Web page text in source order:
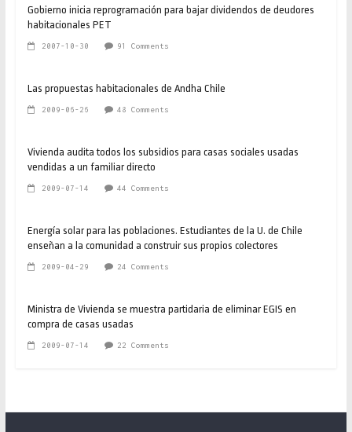
Gobierno inicia reprogramación para bajar dividendos de deudores
habitacionales PET
2007-10-30 91 Comments
Las propuestas habitacionales de Andha Chile
2009-06-26 48 Comments
Vivienda audita todos los subsidios para casas sociales usadas
vendidas a un familiar directo
2009-07-14 44 Comments
Energía solar para las poblaciones. Estudiantes de la U. de Chile
enseñan a la comunidad a construir sus propios colectores
2009-04-29 24 Comments
Ministra de Vivienda se muestra partidaria de eliminar EGIS en
compra de casas usadas
2009-07-14 22 Comments